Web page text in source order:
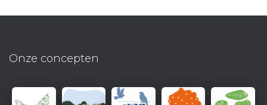
Onze concepten